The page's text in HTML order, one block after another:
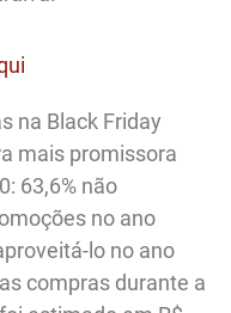
na Black Friday
mais promissora
63,6% não
no ano
lo no ano
compras durante a